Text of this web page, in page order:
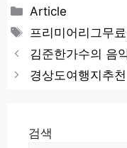
카
테
리
Article
태
그
프리미어리그무
김준한가수의 음
경상도여행지추
검색